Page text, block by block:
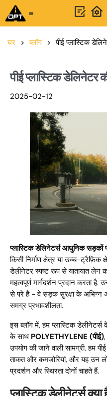
घर > ब्लॉग > पीई प्लास्टिक
पीई प्लास्टिक डेलिनेटर
2025-02-12
प्लास्टिक डेलिनेटर्स आधुनिक
किसी निर्माण क्षेत्र या उच्च-ट्रैफ़िक
डेलीनेटर स्पष्ट रूप से यातायात लेन
महत्वपूर्ण मार्गदर्शन प्रदान करता है.
से परे है - वे सड़क सुरक्षा के अभिन्न
समग्र प्रभावशीलता.
इस ब्लॉग में, हम प्लास्टिक
के साथ POLYETHYLENE (पीई)
उपयोग की जाने वाली सामग्री. हम
ताकत और कमजोरियां, और यह उन
प्रदर्शन और स्थिरता दोनों चाहते हैं.